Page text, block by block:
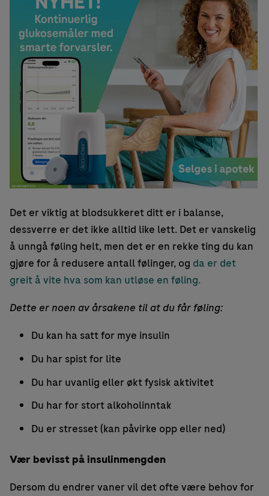
Det er viktig at blodsukkeret ditt er i balanse,
dessverre er det ikke alltid like lett. Det er vanskelig
å unngå føling helt, men det er en rekke ting du kan
gjøre for å redusere antall følinger, og da er det
greit å vite hva som kan utløse en føling.
Dette er noen av årsakene til at du får føling:
Du kan ha satt for mye insulin
Du har spist for lite
Du har uvanlig eller økt fysisk aktivitet
Du har for stort alkoholinntak
Du er stresset (kan påvirke opp eller ned)
Vær bevisst på insulinmengden
Dersom du endrer vaner vil det ofte være behov for